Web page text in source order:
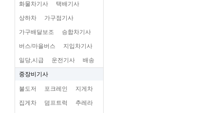
화물차기사 택배기사
상하차 가구점기사
가구배달보조 승합차기사
버스/마을버스 지입차기사
일당,시급 운전기사 배송
중장비기사
불도저 포크레인 지게차
집게차 덤프트럭 추레라